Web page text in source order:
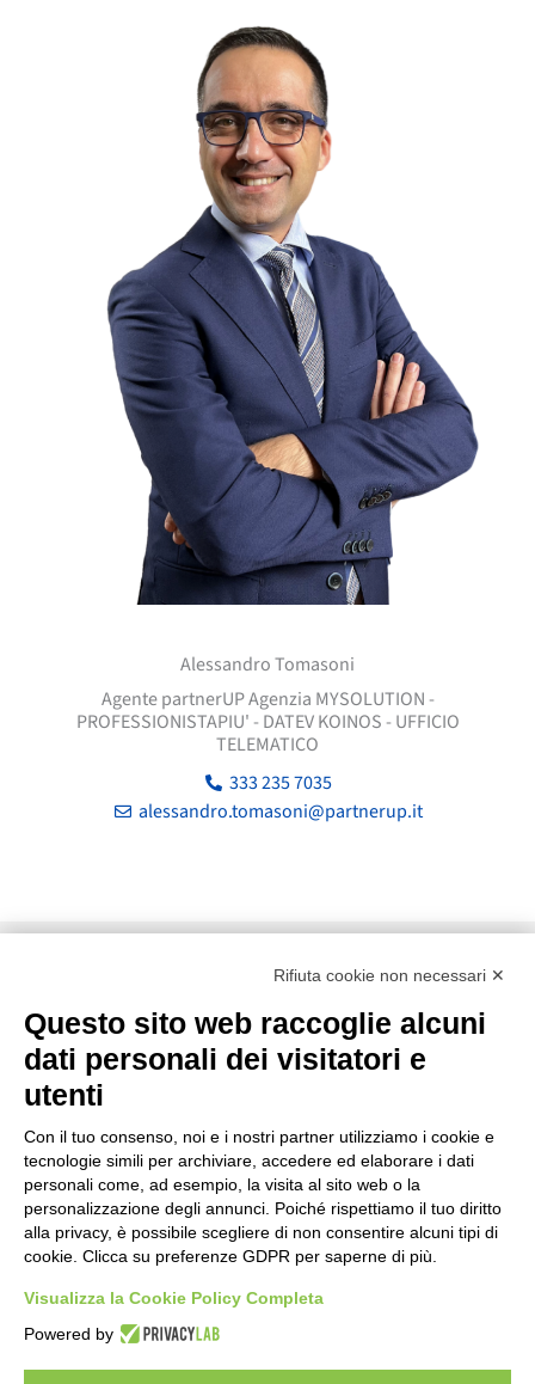
Alessandro Tomasoni
Agente partnerUP Agenzia MYSOLUTION -
PROFESSIONISTAPIU' - DATEV KOINOS - UFFICIO
TELEMATICO
333 235 7035
alessandro.tomasoni@partnerup.it
Via XXVI Aprile 97, 25021 - Bagnolo Mella (BS)
030 138 72817
info@partnerup.it
Rifiuta cookie non necessari ✕
Questo sito web raccoglie alcuni
dati personali dei visitatori e
utenti
Con il tuo consenso, noi e i nostri partner utilizziamo i cookie e
tecnologie simili per archiviare, accedere ed elaborare i dati
personali come, ad esempio, la visita al sito web o la
personalizzazione degli annunci. Poiché rispettiamo il tuo diritto
alla privacy, è possibile scegliere di non consentire alcuni tipi di
cookie. Clicca su preferenze GDPR per saperne di più.
Visualizza la Cookie Policy Completa
Powered by